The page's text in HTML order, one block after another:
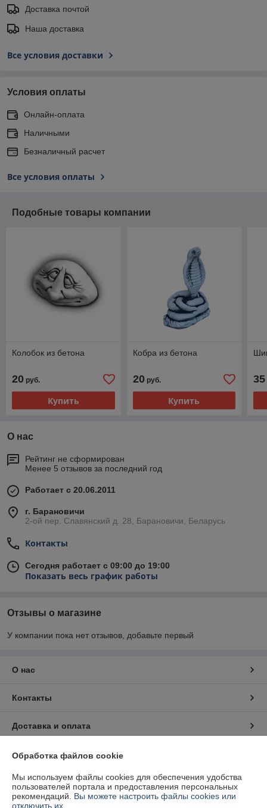
Доставка почтой
Наша доставка
Все условия доставки
Условия оплаты
Онлайн-оплата
Наличными
Безналичный расчет
Все условия оплаты
Подобные товары компании
Колобок из бетона
20 руб.
Купить
Кобра из бетона
20руб.
Купить
35
О нас
Рейтинг не сформирован
Менее 5 отзывов за последний год
Работает с 20.06.2011
г. Барановичи
2-ой пер. Славянский д. 28, Барановичи, Беларусь
Контакты
Сегодня работает с 09:00 до 19:00
Показать весь график работы
Отзывы о магазине
У компании пока нет отзывов, добавьте первый
О нас
Контакты
Доставка и оплата
График работы
Полная версия сайта
Обработка файлов cookie
Мы используем файлы cookies для обеспечения удобства
пользователей портала и предоставления персональных
рекомендаций. Вы можете настроить файлы cookies или
отключить их.